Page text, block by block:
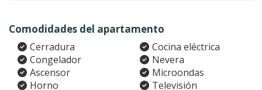
Comodidades del apartamento
Cerradura
Cocina eléctrica
Congelador
Nevera
Ascensor
Microondas
Horno
Televisión